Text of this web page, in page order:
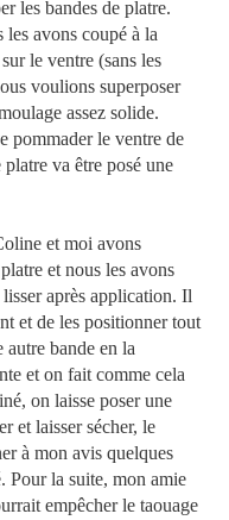
les bandes de platre.
les avons coupé à la
le ventre (sans les
voulions superposer
assez solide.
pommader le ventre de
va être posé une
et moi avons
et nous les avons
après application. Il
et de les positionner tout
autre bande en la
et on fait comme cela
on laisse poser une
et laisser sécher, le
à mon avis quelques
Pour la suite, mon amie
empêcher le taouage